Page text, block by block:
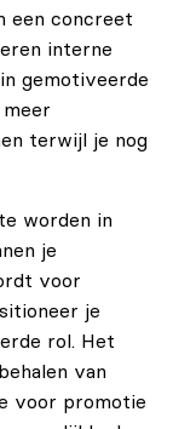
een concreet
interne
gemotiveerde
terwijl je nog
worden in
je
voor
je
rol. Het
van
voor promotie